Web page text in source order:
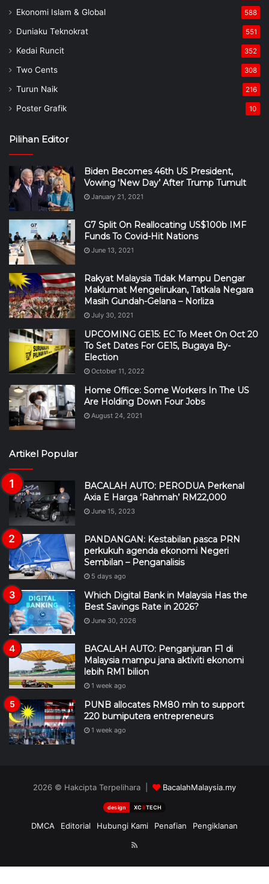
Ekonomi Islam & Global 588
Duniaku Teknokrat 551
Kedai Runcit 352
Two Cents 308
Turun Naik 216
Poster Grafik 10
Pilihan Editor
Biden Becomes 46th US President,
Vowing ‘New Day’ After Trump Tumult
January 21, 2021
G7 Split On Reallocating US$100b IMF
Funds To Covid-Hit Nations
June 13, 2021
Rakyat Malaysia Tidak Mampu Dengar
Maklumat Mengelirukan, Tatkala Negara
Masih Gundah-Gelana – Norliza
July 30, 2021
UPCOMING GE15: EC To Meet On Oct 20
To Set Dates For GE15, Bugaya By-
Election
October 11, 2022
Home Office: Some Workers In The US
Are Holding Down Four Jobs
August 24, 2021
Artikel Popular
BACALAH AUTO: PERODUA Perkenal
Axia E Harga ‘Rahmah’ RM22,000
June 15, 2023
PANDANGAN: Kestabilan pasca PRN
perkukuh agenda ekonomi Negeri
Sembilan – Penganalisis
5 days ago
Which Digital Bank in Malaysia Has the
Best Savings Rate in 2026?
June 30, 2026
BACALAH AUTO: Penganjuran F1 di
Malaysia mampu jana aktiviti ekonomi
lebih RM1 bilion
1 week ago
PUNB allocates RM80 mln to support
220 bumiputera entrepreneurs
1 week ago
2026 © Hakcipta Terpelihara | BacalahMalaysia.my
design XCIITECH
DMCA Editorial Hubungi Kami Penafian
Pengiklanan